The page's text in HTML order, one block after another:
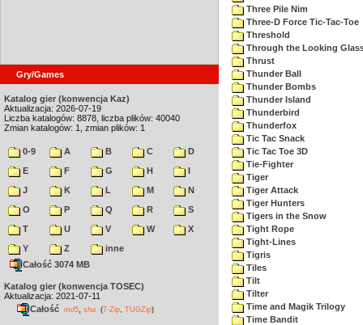
Gry/Games
Katalog gier (konwencja Kaz)
Aktualizacja: 2026-07-19
Liczba katalogów: 8878, liczba plików: 40040
Zmian katalogów: 1, zmian plików: 1
0-9 A B C
D
E
F G H
I
J
K L M
N
O
P Q R
S
T
U V W
X
Y
Z
inne
Całość 3074 MB
Katalog gier (konwencja TOSEC)
Aktualizacja: 2021-07-11
Całość md5 sha (7-Zip TUGZip)
Three Pile Nim
Three-D Force Tic-Tac-Toe
Threshold
Through the Looking
Thrust
Thunder Ball
Thunder Bombs
Thunder Island
Thunderbird
Thunderfox
Tic Tac Snack
Tic Tac Toe 3D
Tie-Fighter
Tiger
Tiger Attack
Tiger Hunters
Tigers in the Snow
Tight Rope
Tight-Lines
Tigris
Tiles
Tilt
Tilter
Time and Magik Trilogy
Time Bandit